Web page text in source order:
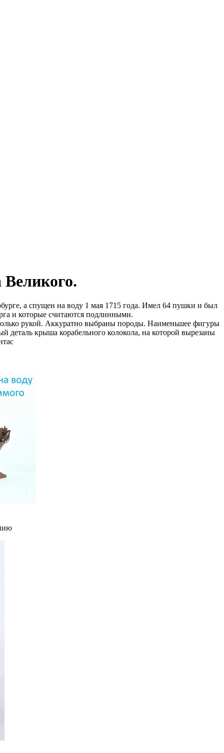
а спущен на воду 1 мая 1715 года. Имел 64 пушки и был
и которые считаются подлинными.
рукой. Аккуратно выбраны породы. Наименьшее фигуры
деталь крыша корабельного колокола, на которой вырезаны